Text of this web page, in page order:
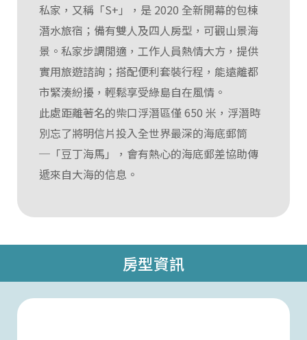
私家，又稱「S+」，是 2020 全新開幕的包棟
潛水旅宿；備有雙人及四人房型，可觀山景海
景。私家步調閒適，工作人員熱情大方，提供
實用旅遊諮詢；搭配便利套裝行程，能遠離都
市緊湊紛擾，輕鬆享受綠島自在風情。
此處距離著名的柴口浮潛區僅 650 米，浮潛時
別忘了將明信片投入全世界最深的海底郵筒
─「豆丁海馬」，會有熱心的海底郵差協助傳
遞來自大海的信息。
房型資訊